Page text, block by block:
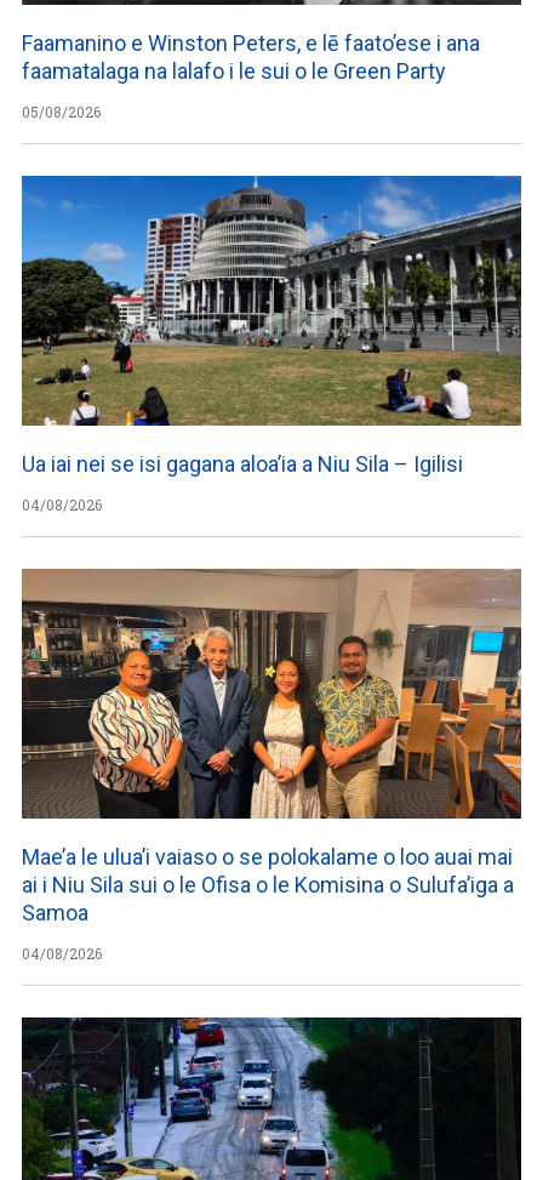
Faamanino e Winston Peters, e lē faato’ese i ana
faamatalaga na lalafo i le sui o le Green Party
05/08/2026
Ua iai nei se isi gagana aloa’ia a Niu Sila – Igilisi
04/08/2026
Mae’a le ulua’i vaiaso o se polokalame o loo auai mai
ai i Niu Sila sui o le Ofisa o le Komisina o Sulufa’iga a
Samoa
04/08/2026